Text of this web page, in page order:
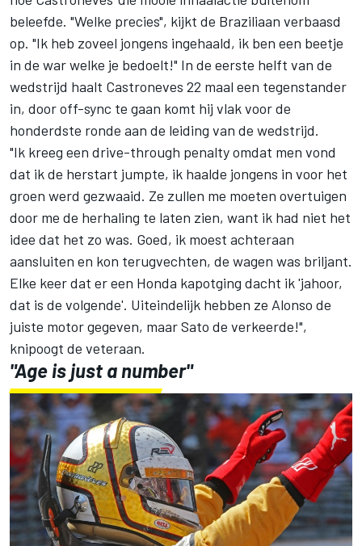
beleefde. "Welke precies", kijkt de Braziliaan verbaasd
op. "Ik heb zoveel jongens ingehaald, ik ben een beetje
in de war welke je bedoelt!" In de eerste helft van de
wedstrijd haalt Castroneves 22 maal een tegenstander
in, door off-sync te gaan komt hij vlak voor de
honderdste ronde aan de leiding van de wedstrijd.
"Ik kreeg een drive-through penalty omdat men vond
dat ik de herstart jumpte, ik haalde jongens in voor het
groen werd gezwaaid. Ze zullen me moeten overtuigen
door me de herhaling te laten zien, want ik had niet het
idee dat het zo was. Goed, ik moest achteraan
aansluiten en kon terugvechten, de wagen was briljant.
Elke keer dat er een Honda kapotging dacht ik 'jahoor,
dat is de volgende'. Uiteindelijk hebben ze Alonso de
juiste motor gegeven, maar Sato de verkeerde!",
knipoogt de veteraan.
"Age is just a number"